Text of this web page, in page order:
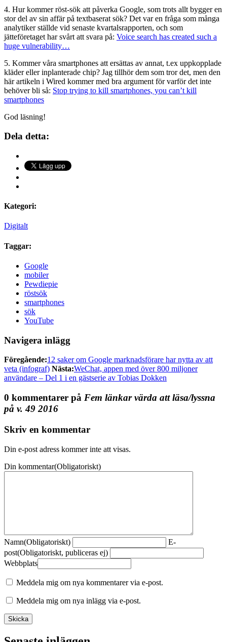
4. Hur kommer röst-sök att påverka Google, som trots allt bygger en
stor del av sin affär på textbaserat sök? Det var en fråga som många
analytiker ställde vid senaste kvartalsrapporten, och som
jätteföretaget har svårt att svara på: Voice search has created such a
huge vulnerability…
5. Kommer våra smartphones att ersättas av annat, t.ex uppkopplade
kläder eller inplanterade chip? Jag tillhör dem som tror det, men den
här artikeln i Wired kommer med bra argument för varför det inte
behöver bli så: Stop trying to kill smartphones, you can’t kill
smartphones
God läsning!
Dela detta:
Kategori:
Digitalt
Taggar:
Google
mobiler
Pewdiepie
röstsök
smartphones
sök
YouTube
Navigera inlägg
Föregående:12 saker om Google marknadsförare har nytta av att
veta (infograf) Nästa:WeChat, appen med över 800 miljoner
användare – Del 1 i en gästserie av Tobias Dokken
0 kommentarer på Fem länkar värda att läsa/lyssna
på v. 49 2016
Skriv en kommentar
Din e-post adress kommer inte att visas.
Din kommentar(Obligatoriskt)
Namn(Obligatoriskt)
E-
post(Obligatoriskt, publiceras ej)
Webbplats
Meddela mig om nya kommentarer via e-post.
Meddela mig om nya inlägg via e-post.